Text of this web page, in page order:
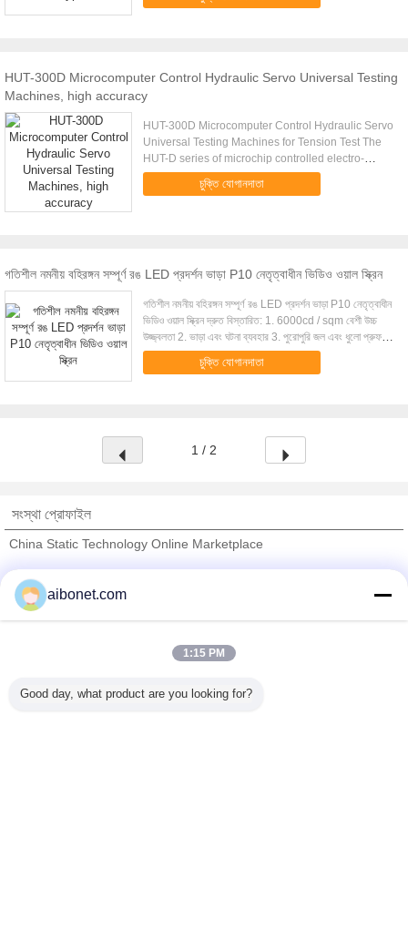
Internal Feature It is .....
HUT-300D Microcomputer Control Hydraulic Servo Universal Testing
Machines, high accuracy
HUT-300D Microcomputer Control Hydraulic Servo
Universal Testing Machines for Tension Test The
HUT-D series of microchip controlled electro-
hydraulic servo universal testing machines (Single
test space) is ...
চুক্তি যোগানদাতা
গতিশীল নমনীয় বহিরঙ্গন সম্পূর্ণ রঙ LED প্রদর্শন ভাড়া P10 নেতৃত্বাধীন ভিডিও ওয়াল স্ক্রিন
গতিশীল নমনীয় বহিরঙ্গন সম্পূর্ণ রঙ LED প্রদর্শন ভাড়া P10 নেতৃত্বাধীন
ভিডিও ওয়াল স্ক্রিন দ্রুত বিস্তারিত: 1. 6000cd / sqm বেশী উচ্চ
উজ্জ্বলতা 2. ভাড়া এবং ঘটনা ব্যবহার 3. পুরোপুরি জল এবং ধুলো প্রুফ।
প্রতিটি মড...
চুক্তি যোগানদাতা
1 / 2
সংস্থা প্রোফাইল
China Static Technology Online Marketplace
Trust Seal
aibonet.com
1:15 PM
Good day, what product are you looking for?